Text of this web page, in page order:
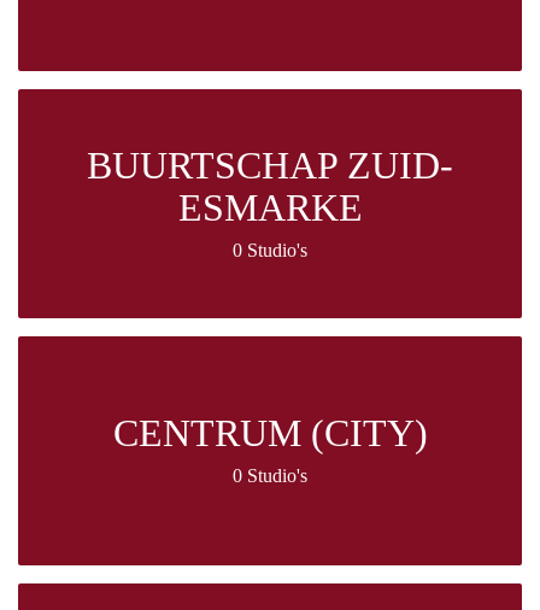
BUURTSCHAP ZUID-
ESMARKE
0 Studio's
CENTRUM (CITY)
0 Studio's